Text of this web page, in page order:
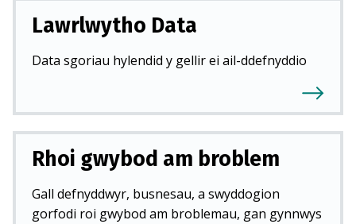
Lawrlwytho Data
Data sgoriau hylendid y gellir ei ail-ddefnyddio
Rhoi gwybod am broblem
Gall defnyddwyr, busnesau, a swyddogion
gorfodi roi gwybod am broblemau, gan gynnwys